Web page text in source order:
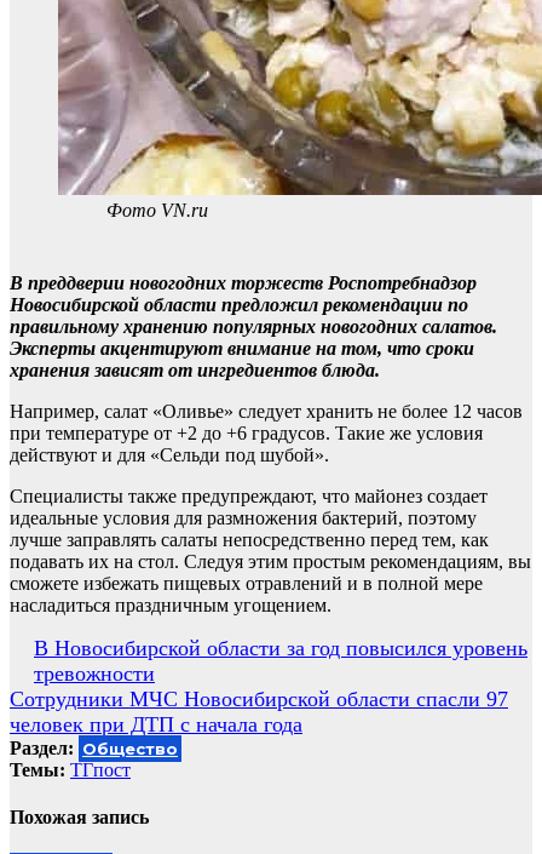
Фото VN.ru
В преддверии новогодних торжеств Роспотребнадзор
Новосибирской области предложил рекомендации по
правильному хранению популярных новогодних салатов.
Эксперты акцентируют внимание на том, что сроки
хранения зависят от ингредиентов блюда.
Например, салат «Оливье» следует хранить не более 12 часов
при температуре от +2 до +6 градусов. Такие же условия
действуют и для «Сельди под шубой».
Специалисты также предупреждают, что майонез создает
идеальные условия для размножения бактерий, поэтому
лучше заправлять салаты непосредственно перед тем, как
подавать их на стол. Следуя этим простым рекомендациям, вы
сможете избежать пищевых отравлений и в полной мере
насладиться праздничным угощением.
Навигация
по
записям
В Новосибирской области за год повысился уровень
тревожности
Сотрудники МЧС Новосибирской области спасли 97
человек при ДТП с начала года
Раздел: Общество
Темы: ТГпост
Похожая запись